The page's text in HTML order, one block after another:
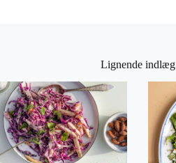
Lignende indlæg